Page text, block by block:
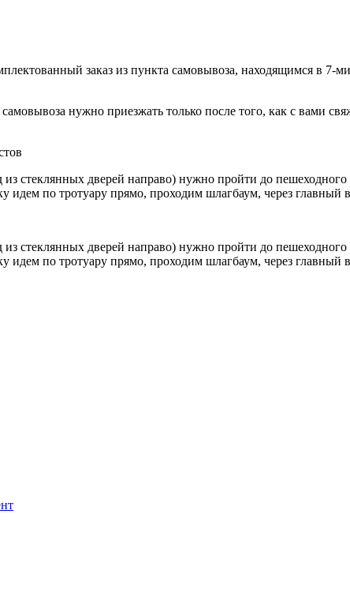
заказ из пункта самовывоза, находящимся в
нужно приезжать только после того, как с вами
стеклянных дверей направо) нужно пройти до пешеходного
идем по тротуару прямо, проходим шлагбаум, через главный
стеклянных дверей направо) нужно пройти до пешеходного
идем по тротуару прямо, проходим шлагбаум, через главный